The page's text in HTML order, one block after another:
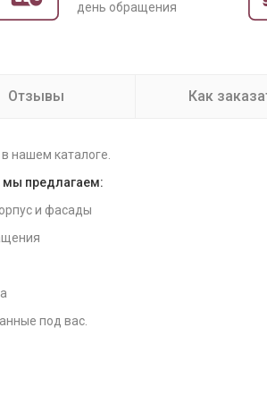
день обращения
Отзывы Как
в нашем каталоге.
мы предлагаем:
и фасады
под вас.